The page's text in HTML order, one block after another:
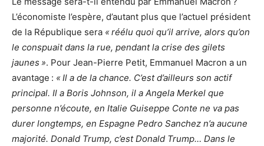
L’économiste l’espère, d’autant plus que l’actuel président
de la République sera « réélu quoi qu’il arrive, alors qu’on
le conspuait dans la rue, pendant la crise des gilets
jaunes ». Pour Jean-Pierre Petit, Emmanuel Macron a un
avantage : « Il a de la chance. C’est d’ailleurs son actif
principal. Il a Boris Johnson, il a Angela Merkel que
personne n’écoute, en Italie Guiseppe Conte ne va pas
durer longtemps, en Espagne Pedro Sanchez n’a aucune
majorité. Donald Trump, c’est Donald Trump… Dans le